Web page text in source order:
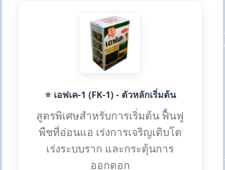
⭐ เอฟเค-1 (FK-1) - ตัวหลักเริ่มต้น
สูตรพิเศษสำหรับการเริ่มต้น ฟื้นฟู
พืชที่อ่อนแอ เร่งการเจริญเติบโต
เร่งระบบราก และกระตุ้นการ
ออกดอก